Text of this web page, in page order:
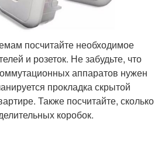
посчитайте необходимое
и розеток. Не забудьте, что
аппаратов нужен
прокладка скрытой
Также посчитайте, сколько
коробок.